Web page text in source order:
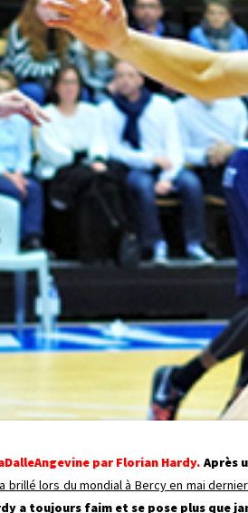
par Florian Hardy. Après
brillé lors du mondial à Bercy en mai dernier
a toujours faim et se pose plus que